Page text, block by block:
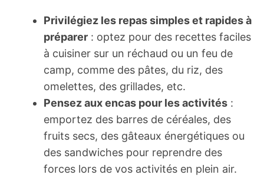
Privilégiez les repas simples et rapides à
préparer : optez pour des recettes faciles
à cuisiner sur un réchaud ou un feu de
camp, comme des pâtes, du riz, des
omelettes, des grillades, etc.
Pensez aux encas pour les activités :
emportez des barres de céréales, des
fruits secs, des gâteaux énergétiques ou
des sandwiches pour reprendre des
forces lors de vos activités en plein air.